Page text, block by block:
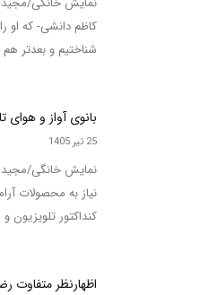
کاظم دانشی- که او
شناختیم و بعدتر
بانوی آواز و هوای
25 تیر 1405
نمایش خانگی/مجید
نیاز به محصولات
کنداکتور تلویزیون
اظهارنظر متفاوت